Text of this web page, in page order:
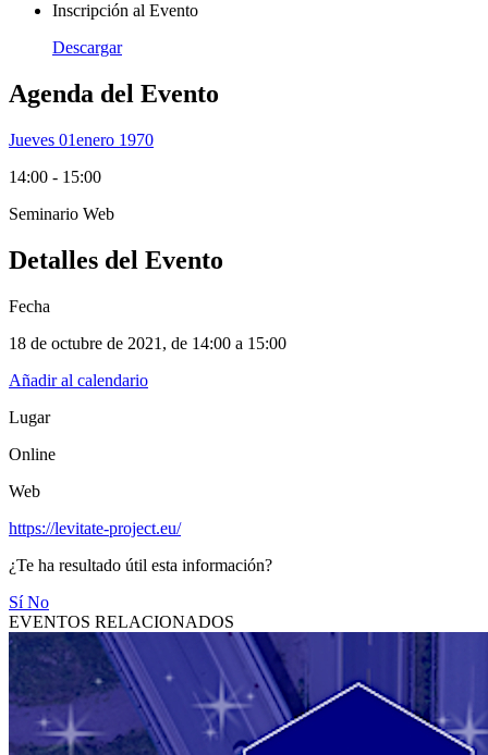
Inscripción al Evento
Descargar
Agenda del Evento
Jueves 01Enero 1970
14:00 - 15:00
Seminario Web
Detalles del Evento
Fecha
18 de octubre de 2021 , de 14:00 a 15:00
Añadir al calendario
Lugar
Online
Web
https://levitate-project.eu/
¿Te ha resultado útil esta información?
SíNo
EVENTOS RELACIONADOS